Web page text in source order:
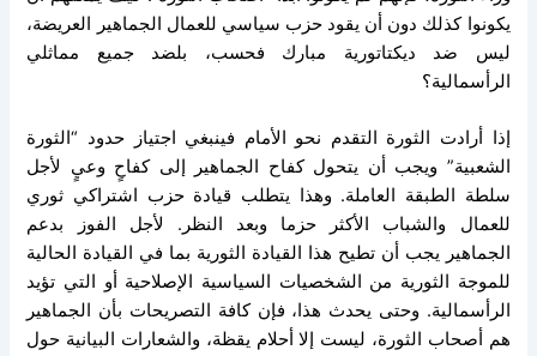
يكونوا كذلك دون أن يقود حزب سياسي للعمال الجماهير العريضة،
ليس ضد ديكتاتورية مبارك فحسب، بلضد جميع مماثلي
الرأسمالية؟
إذا أرادت الثورة التقدم نحو الأمام فينبغي اجتياز حدود “الثورة
الشعبية” ويجب أن يتحول كفاح الجماهير إلى كفاحٍ وعيٍ لأجل
سلطة الطبقة العاملة. وهذا يتطلب قيادة حزب اشتراكي ثوري
للعمال والشباب الأكثر حزما وبعد النظر. لأجل الفوز بدعم
الجماهير يجب أن تطيح هذا القيادة الثورية بما في القيادة الحالية
للموجة الثورية من الشخصيات السياسية الإصلاحية أو التي تؤيد
الرأسمالية. وحتى يحدث هذا، فإن كافة التصريحات بأن الجماهير
هم أصحاب الثورة، ليست إلا أحلام يقظة، والشعارات البيانية حول